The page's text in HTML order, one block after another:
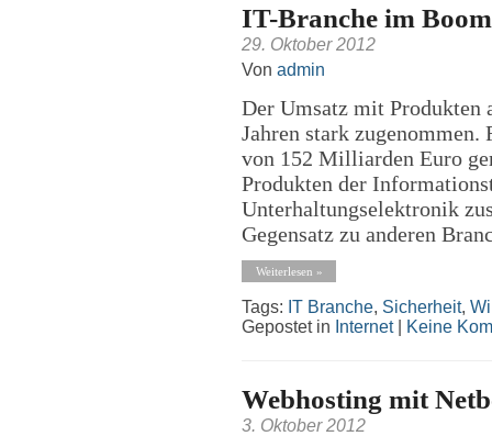
IT-Branche im Boom
29. Oktober 2012
Von admin
Der Umsatz mit Produkten
Jahren stark
von 152 Milliarden Euro
Produkten der
Unterhaltungselektronik
Gegensatz zu anderen
Weiterlesen »
Tags: IT Branche, Sicherheit,
Gepostet in Internet| Keine
Webhosting mit
3. Oktober 2012